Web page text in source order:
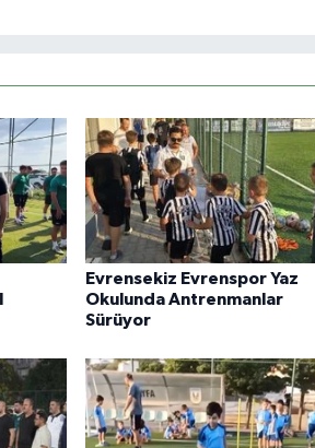
Evrensekiz Evrenspor Yaz
Okulunda Antrenmanlar
Sürüyor